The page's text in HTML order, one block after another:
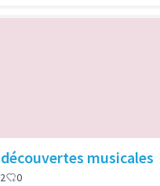
musicales
2 0